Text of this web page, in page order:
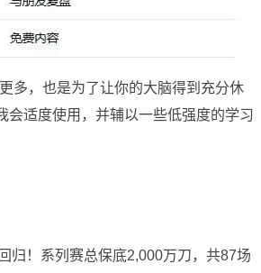
多，也是为了让你的大脑得到充分休
会适度使用，并辅以一些低强度的学习
归！系列赛总保底2,000万刀，共87场